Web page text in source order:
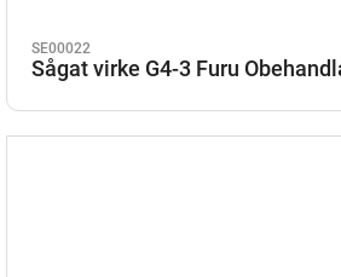
SE00022
Sågat virke G4-3 Furu